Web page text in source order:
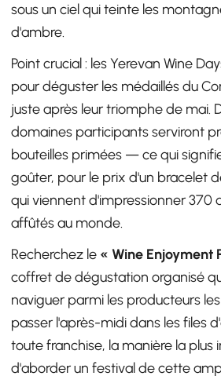
sous un ciel qui teinte les
d'ambre.
Point crucial : les Yerevan Wine
pour déguster les médaillés du
juste après leur triomphe de mai.
domaines participants serviront
bouteilles primées — ce qui
goûter, pour le prix d'un bracelet
qui viennent d'impressionner 370
affûtés au monde.
Recherchez le « Wine Enjoyment
coffret de dégustation organisé
naviguer parmi les producteurs
passer l'après-midi dans les files
toute franchise, la manière la plus
d'aborder un festival de cette